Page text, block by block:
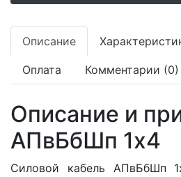
Описание
Оплата Комментарии (0)
Описание и
АПвБбШп 1x4
Силовой кабель АПвБбШп